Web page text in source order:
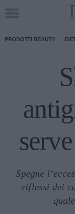
PRODOTTI BEAUTY
Spegne
riflessi dei